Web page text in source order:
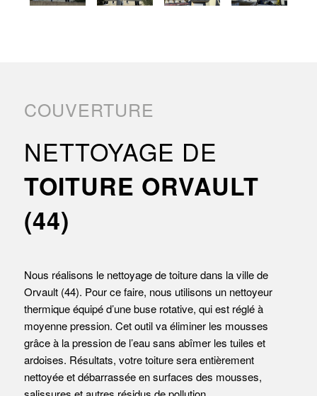
COUVERTURE
NETTOYAGE DE
TOITURE ORVAULT
(44)
Nous réalisons le nettoyage de toiture dans la ville de
Orvault (44). Pour ce faire, nous utilisons un nettoyeur
thermique équipé d’une buse rotative, qui est réglé à
moyenne pression. Cet outil va éliminer les mousses
grâce à la pression de l’eau sans abîmer les tuiles et
ardoises. Résultats, votre toiture sera entièrement
nettoyée et débarrassée en surfaces des mousses,